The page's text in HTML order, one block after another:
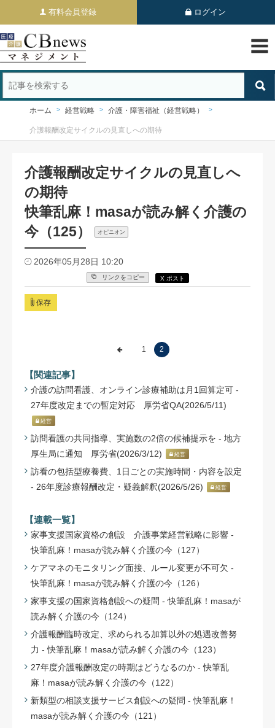
有料会員登録 ログイン
ホーム 経営戦略 介護・障害福祉（経営戦略）
介護報酬改定サイクルの見直しへの期待
介護報酬改定サイクルの見直しへ
の期待
快筆乱麻！masaが読み解く介護の
今（125）
オピニオン
2026年05月28日 10:20
リンクをコピー X ポスト
保存
1 2
【関連記事】
介護の訪問看護、オンライン診療補助は月1回算定可 -
27年度改定までの暫定対応 厚労省QA(2026/5/11)
経営
訪問看護の共同指導、実施数の2倍の候補提示を - 地方
厚生局に通知 厚労省(2026/3/12)
経営
訪看の包括型療養費、1日ごとの実施時間・内容を設定
- 26年度診療報酬改定・疑義解釈(2026/5/26)
経営
【連載一覧】
家事支援国家資格の創設 介護事業経営戦略に影響 -
快筆乱麻！masaが読み解く介護の今（127）
ケアマネのモニタリング面接、ルール変更が不可欠 -
快筆乱麻！masaが読み解く介護の今（126）
家事支援の国家資格創設への疑問 - 快筆乱麻！masaが
読み解く介護の今（124）
介護報酬臨時改定、求められる加算以外の処遇改善努
力 - 快筆乱麻！masaが読み解く介護の今（123）
27年度介護報酬改定の時期はどうなるのか - 快筆乱
麻！masaが読み解く介護の今（122）
新類型の相談支援サービス創設への疑問 - 快筆乱麻！
masaが読み解く介護の今（121）